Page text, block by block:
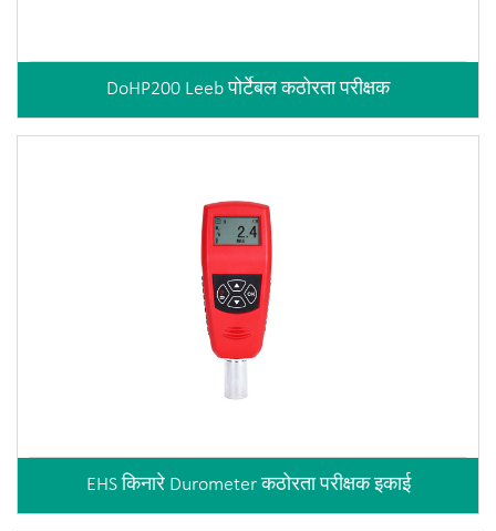
DoHP200 Leeb पोर्टेबल कठोरता परीक्षक
EHS किनारे Durometer कठोरता परीक्षक इकाई